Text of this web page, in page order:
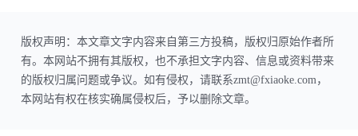
版权声明：本文章文字内容来自第三方投稿，版权归原始作者所
有。本网站不拥有其版权，也不承担文字内容、信息或资料带来
的版权归属问题或争议。如有侵权，请联系zmt@fxiaoke.com，
本网站有权在核实确属侵权后，予以删除文章。